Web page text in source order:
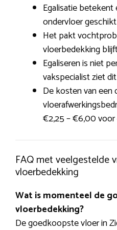
Egalisatie
ondervloer
Het pakt
vloerbedekking
Egaliseren is niet
vakspecialist ziet
De kosten van een
€2,25 – €6,00
FAQ met veelgestelde
vloerbedekking
Wat is momenteel de
vloerbedekking?
De goedkoopste vloer in